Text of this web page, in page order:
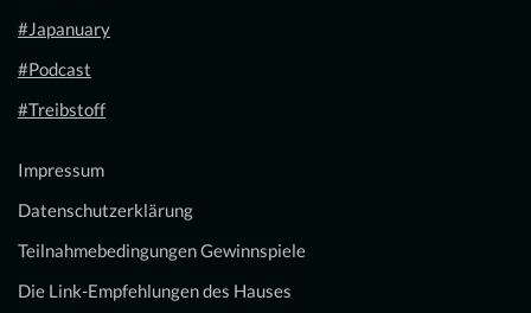
#Japanuary
#Podcast
#Treibstoff
Impressum
Datenschutzerklärung
Teilnahmebedingungen Gewinnspiele
Die Link-Empfehlungen des Hauses